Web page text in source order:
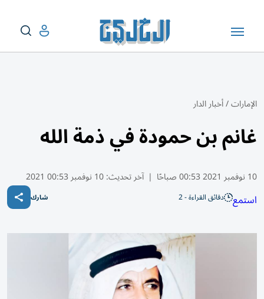
الإمارات/أخبار الدار
غانم بن حمودة في ذمة الله
10 نوفمبر 2021 00:53 صباحًا | آخر تحديث:10 نوفمبر 00:53 2021
استمع دقائق القراءة - 2 شارك